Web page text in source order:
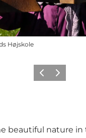
Højskole
Vorige Volgende
beautiful nature